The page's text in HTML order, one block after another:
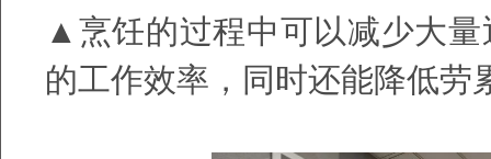
▲烹饪的过程中可以减少大
的工作效率，同时还能降低劳